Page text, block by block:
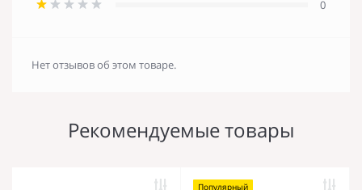
0
Нет отзывов об этом товаре.
Рекомендуемые товары
Популярный